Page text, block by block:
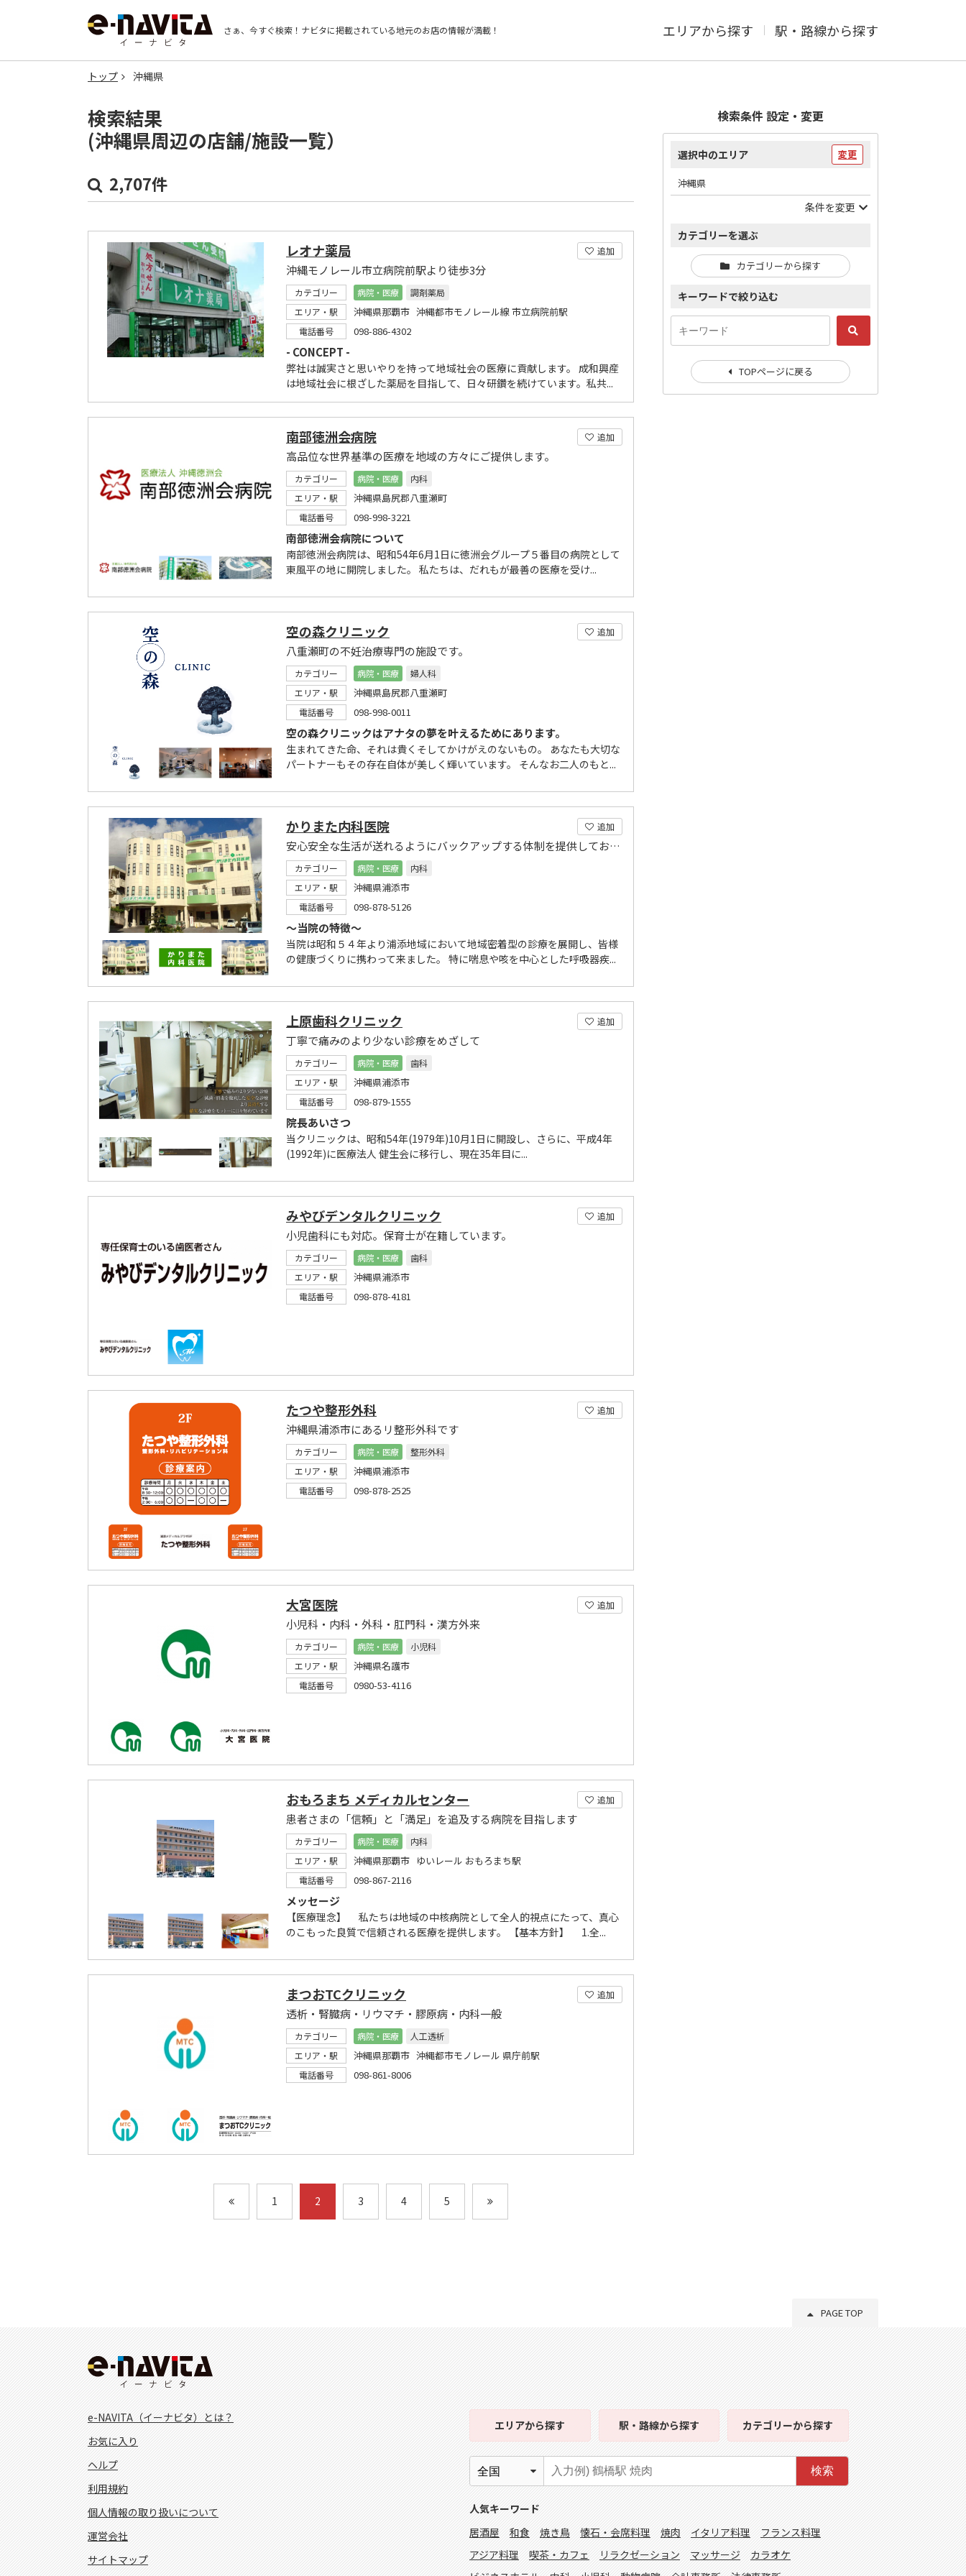
さぁ、今すぐ検索！ ナビタに掲載されている地元のお店の情報が満載！ エリアから探す 駅・路線から探す
トップ 沖縄県
検索結果
(沖縄県周辺の店舗/施設一覧）
2,707件
追加
レオナ薬局
沖縄モノレール市立病院前駅より徒歩3分
カテゴリー 病院・医療
調剤薬局
エリア・駅
沖縄県那覇市 沖縄都市モノレール線 市立病院前駅
電話番号 098-886-4302
- CONCEPT -
弊社は誠実さと思いやりを持って地域社会の医療に貢献します。 成和興産
は地域社会に根ざした薬局を目指して、日々研鑽を続けています。私共...
追加
南部徳洲会病院
高品位な世界基準の医療を地域の方々にご提供します。
カテゴリー 病院・医療
内科
エリア・駅
沖縄県島尻郡八重瀬町
電話番号 098-998-3221
南部徳洲会病院について
南部徳洲会病院は、昭和54年6月1日に徳洲会グループ５番目の病院として
東風平の地に開院しました。 私たちは、だれもが最善の医療を受け...
追加
空の森クリニック
八重瀬町の不妊治療専門の施設です。
カテゴリー 病院・医療
婦人科
エリア・駅
沖縄県島尻郡八重瀬町
電話番号 098-998-0011
空の森クリニックはアナタの夢を叶えるためにあります。
生まれてきた命、それは貴くそしてかけがえのないもの。 あなたも大切な
パートナーもその存在自体が美しく輝いています。 そんなお二人のもと...
追加
かりまた内科医院
安心安全な生活が送れるようにバックアップする体制を提供しております。
カテゴリー 病院・医療
内科
エリア・駅
沖縄県浦添市
電話番号 098-878-5126
～当院の特徴～
当院は昭和５４年より浦添地域において地域密着型の診療を展開し、皆様
の健康づくりに携わって来ました。 特に喘息や咳を中心とした呼吸器疾...
追加
上原歯科クリニック
丁寧で痛みのより少ない診療をめざして
カテゴリー 病院・医療
歯科
エリア・駅
沖縄県浦添市
電話番号 098-879-1555
院長あいさつ
当クリニックは、昭和54年(1979年)10月1日に開設し、さらに、平成4年
(1992年)に医療法人 健生会に移行し、現在35年目に...
追加
みやびデンタルクリニック
小児歯科にも対応。保育士が在籍しています。
カテゴリー 病院・医療
歯科
エリア・駅
沖縄県浦添市
電話番号 098-878-4181
追加
たつや整形外科
沖縄県浦添市にあるリ整形外科です
カテゴリー 病院・医療
整形外科
エリア・駅
沖縄県浦添市
電話番号 098-878-2525
追加
大宮医院
小児科・内科・外科・肛門科・漢方外来
カテゴリー 病院・医療
小児科
エリア・駅
沖縄県名護市
電話番号 0980-53-4116
追加
おもろまち メディカルセンター
患者さまの「信頼」と「満足」を追及する病院を目指します
カテゴリー 病院・医療
内科
エリア・駅
沖縄県那覇市 ゆいレール おもろまち駅
電話番号 098-867-2116
メッセージ
【医療理念】 私たちは地域の中核病院として全人的視点にたって、真心
のこもった良質で信頼される医療を提供します。 【基本方針】 1.全...
追加
まつおTCクリニック
透析・腎臓病・リウマチ・膠原病・内科一般
カテゴリー 病院・医療
人工透析
エリア・駅
沖縄県那覇市 沖縄都市モノレール 県庁前駅
電話番号 098-861-8006
1 2 3 4 5
検索条件 設定・変更
選択中のエリア 変更
沖縄県
条件を変更
カテゴリーを選ぶ
カテゴリーから探す
キーワードで絞り込む
TOPページに戻る
PAGE TOP
e-NAVITA（イーナビタ）とは？
お気に入り
ヘルプ
利用規約
個人情報の取り扱いについて
運営会社
サイトマップ
エリアから探す 駅・路線から探す カテゴリーから探す
検索
人気キーワード
居酒屋
和食 焼き鳥 懐石・会席料理 焼肉 イタリア料理
フランス料理
アジア料理
喫茶・カフェ リラクゼーション マッサージ
カラオケ